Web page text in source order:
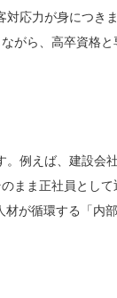
対応力が身につきま
がら、高卒資格と
。例えば、建設会
まま正社員として
材が循環する「内